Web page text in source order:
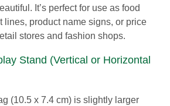
It’s perfect for use as food
lines, product name signs, or price
stores and fashion shops.
Stand (Vertical or Horizontal
(10.5 x 7.4 cm) is slightly larger